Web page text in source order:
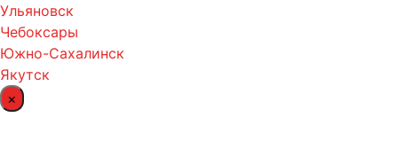
Ульяновск
Чебоксары
Южно-Сахалинск
Якутск
×